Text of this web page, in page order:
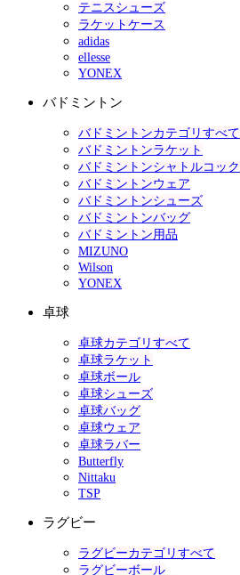
テニスシューズ
ラケットケース
adidas
ellesse
YONEX
バドミントン
バドミントンカテゴリすべて
バドミントンラケット
バドミントンシャトルコック
バドミントンウェア
バドミントンシューズ
バドミントンバッグ
バドミントン用品
MIZUNO
Wilson
YONEX
卓球
卓球カテゴリすべて
卓球ラケット
卓球ボール
卓球シューズ
卓球バッグ
卓球ウェア
卓球ラバー
Butterfly
Nittaku
TSP
ラグビー
ラグビーカテゴリすべて
ラグビーボール